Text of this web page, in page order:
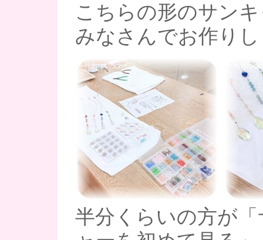
こちらの形のサン
みなさんでお作り
半分くらいの方が